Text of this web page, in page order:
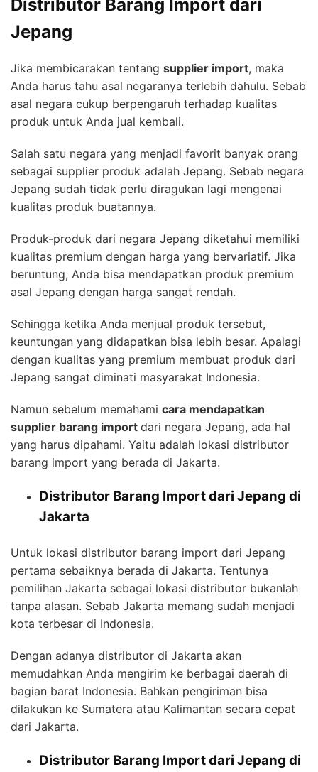
Distributor Barang Import dari
Jepang
Jika membicarakan tentang supplier import, maka
Anda harus tahu asal negaranya terlebih dahulu. Sebab
asal negara cukup berpengaruh terhadap kualitas
produk untuk Anda jual kembali.
Salah satu negara yang menjadi favorit banyak orang
sebagai supplier produk adalah Jepang. Sebab negara
Jepang sudah tidak perlu diragukan lagi mengenai
kualitas produk buatannya.
Produk-produk dari negara Jepang diketahui memiliki
kualitas premium dengan harga yang bervariatif. Jika
beruntung, Anda bisa mendapatkan produk premium
asal Jepang dengan harga sangat rendah.
Sehingga ketika Anda menjual produk tersebut,
keuntungan yang didapatkan bisa lebih besar. Apalagi
dengan kualitas yang premium membuat produk dari
Jepang sangat diminati masyarakat Indonesia.
Namun sebelum memahami cara mendapatkan
supplier barang import dari negara Jepang, ada hal
yang harus dipahami. Yaitu adalah lokasi distributor
barang import yang berada di Jakarta.
Distributor Barang Import dari Jepang di
Jakarta
Untuk lokasi distributor barang import dari Jepang
pertama sebaiknya berada di Jakarta. Tentunya
pemilihan Jakarta sebagai lokasi distributor bukanlah
tanpa alasan. Sebab Jakarta memang sudah menjadi
kota terbesar di Indonesia.
Dengan adanya distributor di Jakarta akan
memudahkan Anda mengirim ke berbagai daerah di
bagian barat Indonesia. Bahkan pengiriman bisa
dilakukan ke Sumatera atau Kalimantan secara cepat
dari Jakarta.
Distributor Barang Import dari Jepang di